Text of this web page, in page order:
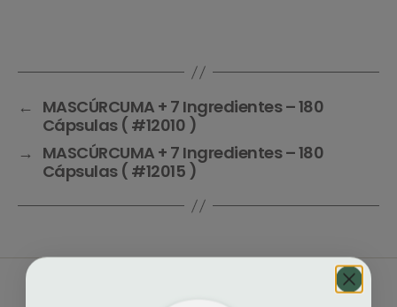
← MASCÚRCUMA + 7 Ingredientes – 180
Cápsulas ( #12010 )
→ MASCÚRCUMA + 7 Ingredientes – 180
Cápsulas ( #12015 )